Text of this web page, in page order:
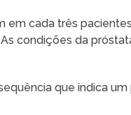
em cada três
condições da
que indica